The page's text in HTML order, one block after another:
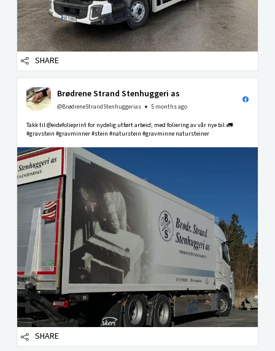
SHARE
Brødrene Strand Stenhuggeri as
@BrødreneStrandStenhuggerias 5 months ago
Takk til @eidefolieprint for nydelig utført arbeid, med foliering av vår nye bil.🚛
#gravstein #gravminner #stein #naturstein #gravminne natursteiner
SHARE